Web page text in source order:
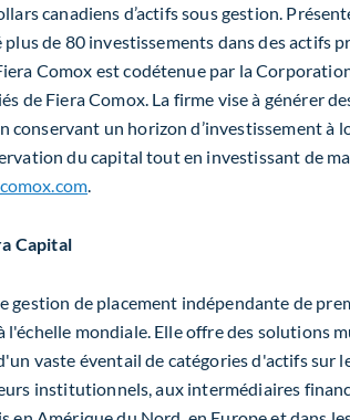
canadiens d’actifs sous gestion.
de 80 investissements dans des actifs
Comox est codétenue par la
de Fiera Comox. La firme vise à générer
conservant un horizon d’investissement à
du capital tout en investissant de
.
Capital
gestion de placement indépendante de
l'échelle mondiale. Elle offre des solutions
vaste éventail de catégories d'actifs sur
institutionnels, aux intermédiaires